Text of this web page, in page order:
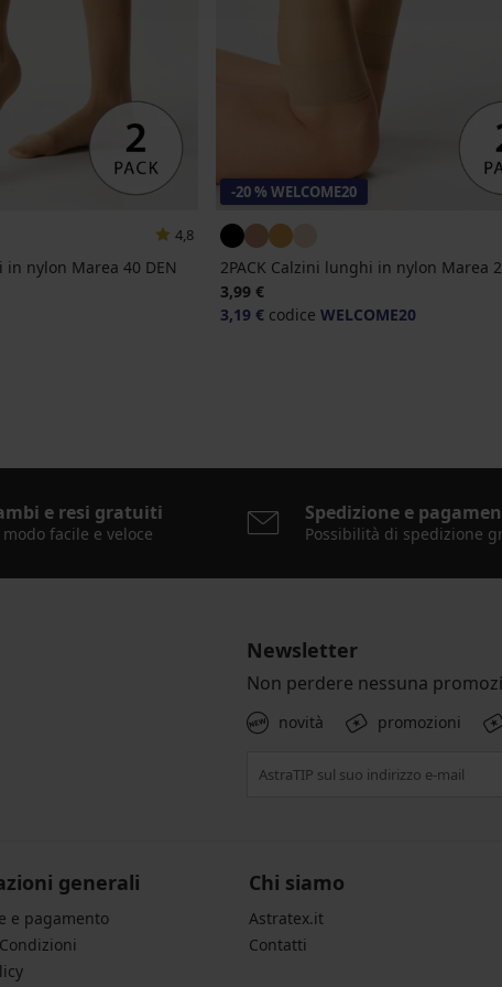
4,8
in nylon Marea 40 DEN
-20 % WELCOME20
2PACK Calzini lunghi in nylon Marea
3,99 €
3,19 €codice WELCOME20
e resi gratuiti
facile e veloce
Spedizione e
Possibilità di spedizione
Newsletter
Non perdere nessuna
novità promozioni
generali
e pagamento
Chi siamo
Astratex.it
Contatti